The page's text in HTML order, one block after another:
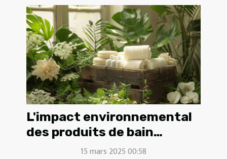
L'impact environnemental
des produits de bain
fabriqués localement
15 mars 2025 00:58